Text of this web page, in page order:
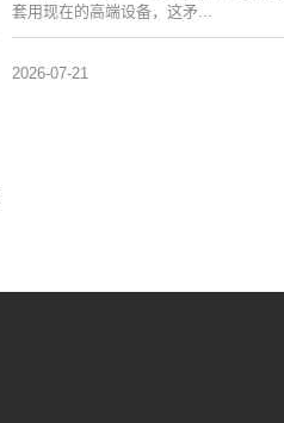
套用现在的高端设备，这矛...
2026-07-21